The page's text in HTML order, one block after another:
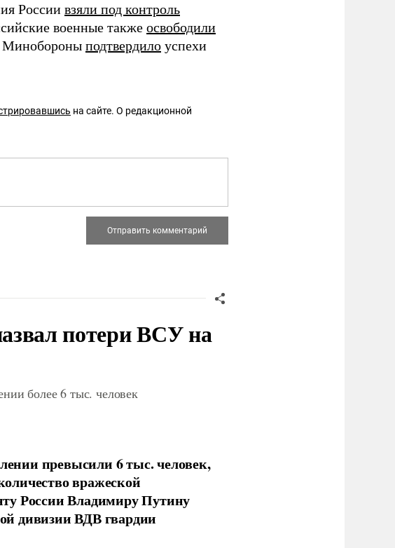
России взяли под контроль
военные также освободили
Минобороны подтвердило успехи
на сайте. О редакционной
потери ВСУ на
более 6 тыс. человек
превысили 6 тыс. человек,
вражеской
России Владимиру Путину
дивизии ВДВ гвардии